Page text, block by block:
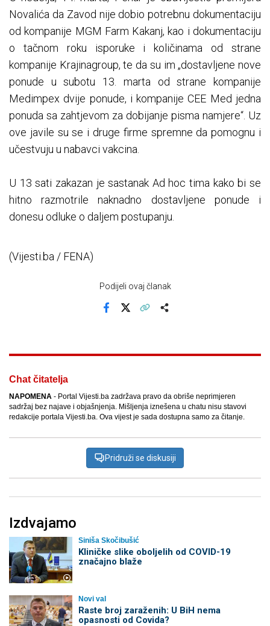
Novalića da Zavod nije dobio potrebnu dokumentaciju
od kompanije MGM Farm Kakanj, kao i dokumentaciju
o tačnom roku isporuke i količinama od strane
kompanije Krajinagroup, te da su im „dostavljene nove
ponude u subotu 13. marta od strane kompanije
Medimpex dvije ponude, i kompanije CEE Med jedna
ponuda sa zahtjevom za dobijanje pisma namjere“. Uz
ove javile su se i druge firme spremne da pomognu i
učestvuju u nabavci vakcina.
U 13 sati zakazan je sastanak Ad hoc tima kako bi se
hitno razmotrile naknadno dostavljene ponude i
donesu odluke o daljem postupanju.
(Vijesti.ba / FENA)
Podijeli ovaj članak
Chat čitatelja
NAPOMENA - Portal Vijesti.ba zadržava pravo da obriše neprimjeren
sadržaj bez najave i objašnjenja. Mišljenja iznešena u chatu nisu stavovi
redakcije portala Vijesti.ba. Ova vijest je sada dostupna samo za čitanje.
Pridruži se diskusiji
Izdvajamo
Siniša Skočibušić
Kliničke slike oboljelih od COVID-19
značajno blaže
Novi val
Raste broj zaraženih: U BiH nema
opasnosti od Covida?